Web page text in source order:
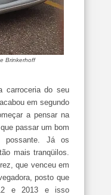
Brinkerhoff
carroceria do seu
em segundo
a pensar na
passar um bom
possante. Já os
mais tranqüilos.
que venceu em
posto que
e 2013 e isso